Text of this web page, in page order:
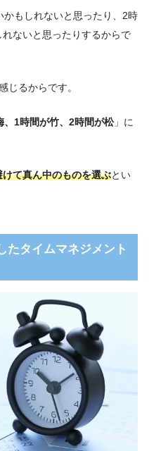
もしれないと思ったり、2時
ないと思ったりするからで
じるからです。
、1時間が竹、2時間が松」に
て真ん中のものを選ぶとい
たタイムマネジメント